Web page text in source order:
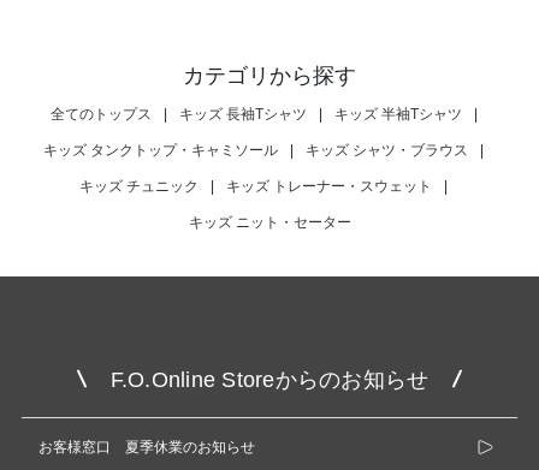
カテゴリから探す
全てのトップス | キッズ 長袖Tシャツ | キッズ 半袖Tシャツ |
キッズ タンクトップ・キャミソール | キッズ シャツ・ブラウス |
キッズ チュニック | キッズ トレーナー・スウェット |
キッズ ニット・セーター
F.O.Online Storeからのお知らせ
お客様窓口 夏季休業のお知らせ